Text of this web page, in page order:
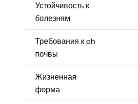
Устойчивость к
болезням
Требования к ph
почвы
Жизненная
форма